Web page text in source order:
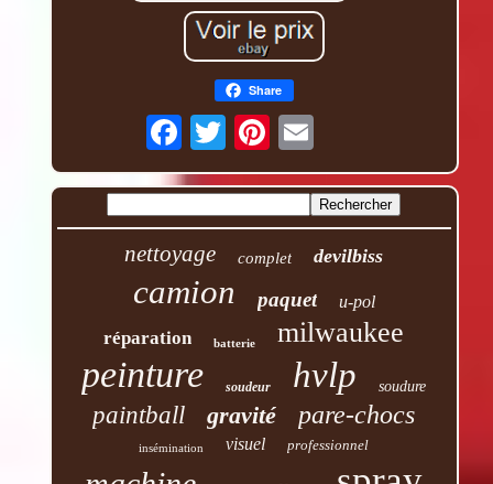
Share
nettoyage complet devilbiss
camion paquet u-pol
réparation batterie milwaukee
peinture soudeur hvlp soudure
paintball gravité pare-chocs
insémination visuel professionnel